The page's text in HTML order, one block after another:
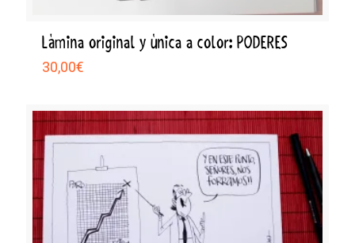
Lámina original y única a color: PODERES
30,00€